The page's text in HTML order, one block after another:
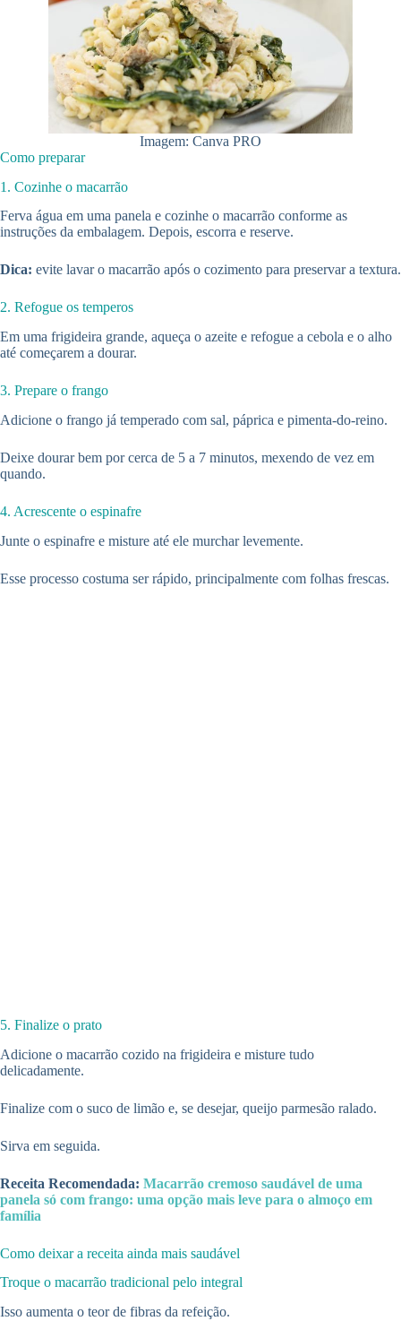
Imagem: Canva PRO
Como preparar
1. Cozinhe o macarrão
Ferva água em uma panela e cozinhe o macarrão conforme as
instruções da embalagem. Depois, escorra e reserve.
Dica: evite lavar o macarrão após o cozimento para preservar a textura.
2. Refogue os temperos
Em uma frigideira grande, aqueça o azeite e refogue a cebola e o alho
até começarem a dourar.
3. Prepare o frango
Adicione o frango já temperado com sal, páprica e pimenta-do-reino.
Deixe dourar bem por cerca de 5 a 7 minutos, mexendo de vez em
quando.
4. Acrescente o espinafre
Junte o espinafre e misture até ele murchar levemente.
Esse processo costuma ser rápido, principalmente com folhas frescas.
5. Finalize o prato
Adicione o macarrão cozido na frigideira e misture tudo
delicadamente.
Finalize com o suco de limão e, se desejar, queijo parmesão ralado.
Sirva em seguida.
Receita Recomendada: Macarrão cremoso saudável de uma
panela só com frango: uma opção mais leve para o almoço em
família
Como deixar a receita ainda mais saudável
Troque o macarrão tradicional pelo integral
Isso aumenta o teor de fibras da refeição.